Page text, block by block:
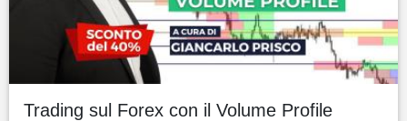
Trading sul Forex con il Volume Profile